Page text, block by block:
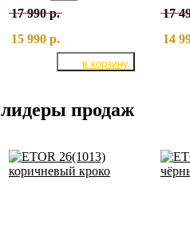
17 990 р.
15 990 р.
17
14
лидеры продаж